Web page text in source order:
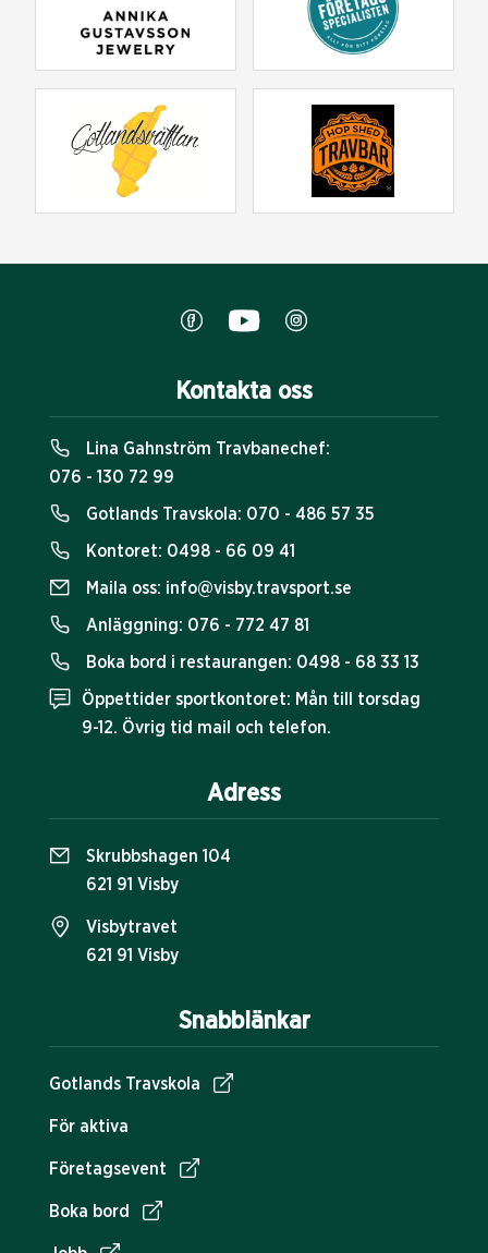
Snabblänkar
Gotlands Travskola
För aktiva
Företagsevent
Boka bord
Kontakta oss
Lina Gahnström Travbanechef:
076 - 130 72 99
Gotlands Travskola: 070 - 486 57 35
Kontoret: 0498 - 66 09 41
Maila oss: info@visby.travsport.se
Anläggning: 076 - 772 47 81
Boka bord i restaurangen: 0498 - 68 33 13
Öppettider sportkontoret: Mån till torsdag
9-12. Övrig tid mail och telefon.
Adress
Skrubbshagen 104
621 91 Visby
Visbytravet
621 91 Visby